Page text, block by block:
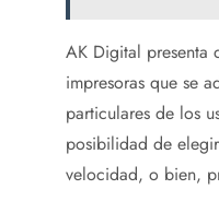
AK Digital presenta
impresoras que se
particulares de los
posibilidad de
velocidad, o bien,